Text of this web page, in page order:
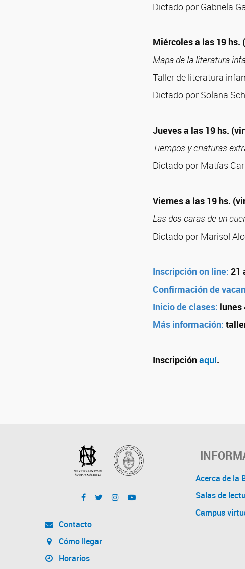
Dictado por Gabriela
Miércoles a las 19 hs.
Mapa de la literatura
Taller de literatura
Dictado por Solana
Jueves a las 19 hs.
Tiempos y criaturas
Dictado por Matías
Viernes a las 19 hs.
Las dos caras de un
Dictado por Marisol
Inscripción on line: 21
Confirmación de
Inicio de clases: lunes
Más información:
Inscripciónaquí.
Contacto
Cómo llegar
Horarios
Acerca de la
Salas de
Campus